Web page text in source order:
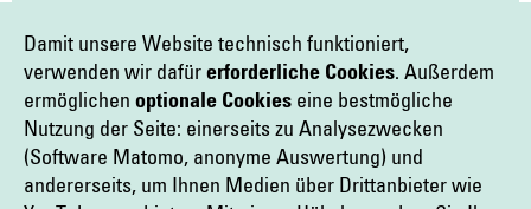
ANSPRECHPARTNER
Sascha Krieger
Öffentlichkeitsarbeit
+49 30 396011-91
Damit unsere Website technisch funktioniert,
verwenden wir dafür erforderliche Cookies. Außerdem
ermöglichen optionale Cookies eine bestmögliche
Nutzung der Seite: einerseits zu Analysezwecken
(Software Matomo, anonyme Auswertung) und
andererseits, um Ihnen Medien über Drittanbieter wie